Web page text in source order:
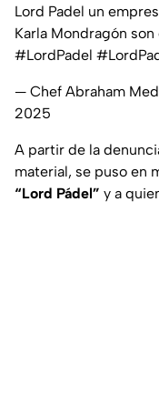
Lord Padel un
Karla Mondragón
#LordPadel
— Chef Abraham
2025
A partir de la
material, se puso en
“Lord Pádel” y a